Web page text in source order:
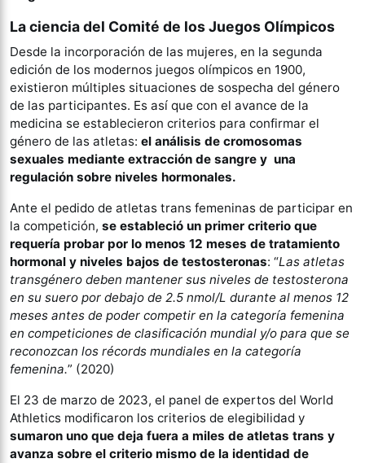
La ciencia del Comité de los Juegos Olímpicos
Desde la incorporación de las mujeres, en la segunda
edición de los modernos juegos olímpicos en 1900,
existieron múltiples situaciones de sospecha del género
de las participantes. Es así que con el avance de la
medicina se establecieron criterios para confirmar el
género de las atletas: el análisis de cromosomas
sexuales mediante extracción de sangre y una
regulación sobre niveles hormonales.
Ante el pedido de atletas trans femeninas de participar en
la competición, se estableció un primer criterio que
requería probar por lo menos 12 meses de tratamiento
hormonal y niveles bajos de testosteronas: “Las atletas
transgénero deben mantener sus niveles de testosterona
en su suero por debajo de 2.5 nmol/L durante al menos 12
meses antes de poder competir en la categoría femenina
en competiciones de clasificación mundial y/o para que se
reconozcan los récords mundiales en la categoría
femenina.” (2020)
El 23 de marzo de 2023, el panel de expertos del World
Athletics modificaron los criterios de elegibilidad y
sumaron uno que deja fuera a miles de atletas trans y
avanza sobre el criterio mismo de la identidad de